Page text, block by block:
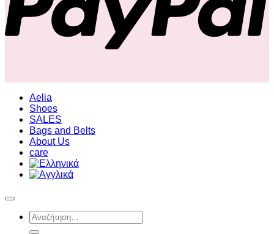
Aelia
Shoes
SALES
Bags and Belts
About Us
care
Αναζήτηση
για: